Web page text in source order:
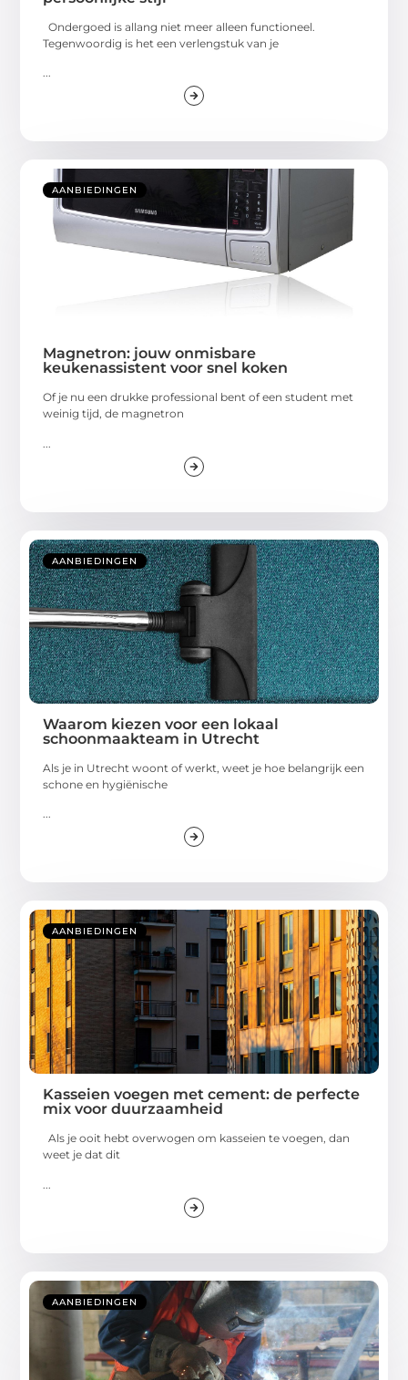
Ondergoed is allang niet meer alleen functioneel.
Tegenwoordig is het een verlengstuk van je
...
AANBIEDINGEN
Magnetron: jouw onmisbare
keukenassistent voor snel koken
Of je nu een drukke professional bent of een student met
weinig tijd, de magnetron
AANBIEDINGEN
Waarom kiezen voor een lokaal
schoonmaakteam in Utrecht
Als je in Utrecht woont of werkt, weet je hoe belangrijk een
schone en hygiënische
...
AANBIEDINGEN
Kasseien voegen met cement: de perfecte
mix voor duurzaamheid
Als je ooit hebt overwogen om kasseien te voegen, dan
weet je dat dit
AANBIEDINGEN